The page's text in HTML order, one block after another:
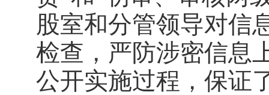
股室和分管领导对信
检查，严防涉密信息
公开实施过程，保证